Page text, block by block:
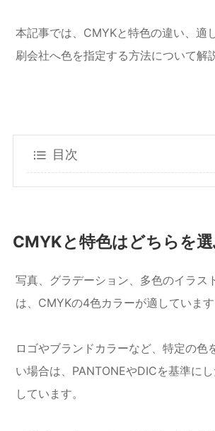
本記事では、CMYKと特色の違い、適
刷会社へ色を指定する方法について解
目次
CMYKと特色はどちらを
写真、グラデーション、多色のイラス
は、CMYKの4色カラーが適しています
ロゴやブランドカラーなど、特定の色
い場合は、PANTONEやDICを基準に
しています。